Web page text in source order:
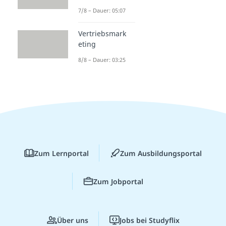
7/8 – Dauer: 05:07
Vertriebsmark
eting
8/8 – Dauer: 03:25
Zum Lernportal Zum Ausbildungsportal
Zum Jobportal
Über uns Jobs bei Studyflix